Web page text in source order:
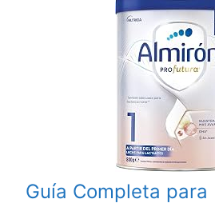
Guía Completa para